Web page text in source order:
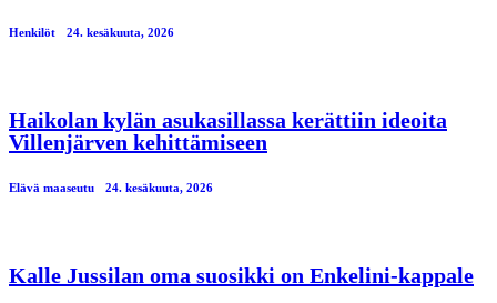
Henkilöt 24. kesäkuuta, 2026
Haikolan kylän asukasillassa kerättiin ideoita
Villenjärven kehittämiseen
Elävä maaseutu 24. kesäkuuta, 2026
Kalle Jussilan oma suosikki on Enkelini-kappale